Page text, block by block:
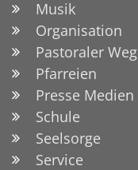
Musik
Organisation
Pastoraler Weg
Pfarreien
Presse Medien
Schule
Seelsorge
Service